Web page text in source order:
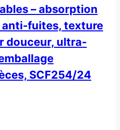
– absorption
anti-fuites, texture
douceur, ultra-
SCF254/24